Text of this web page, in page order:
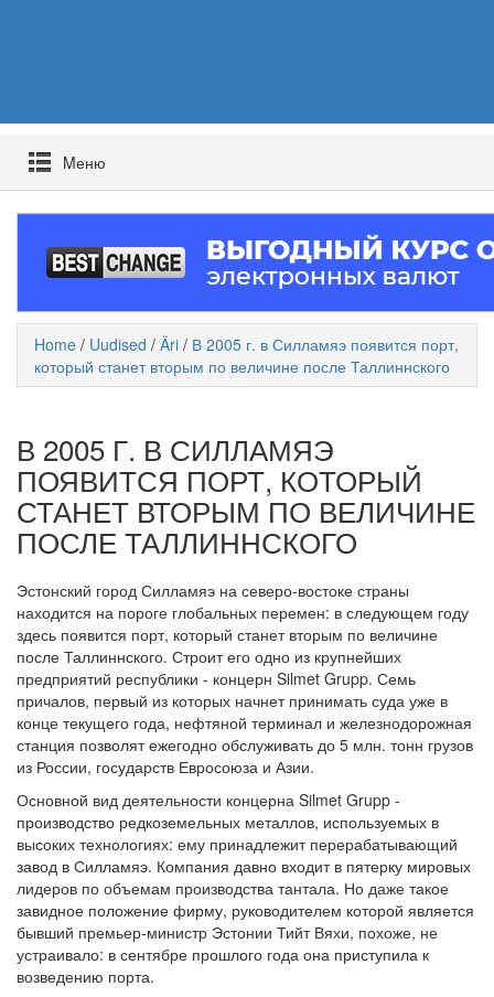
Mеню
Home / Uudised / Äri / В 2005 г. в Силламяэ появится порт,
который станет вторым по величине после Таллиннского
В 2005 Г. В СИЛЛАМЯЭ
ПОЯВИТСЯ ПОРТ, КОТОРЫЙ
СТАНЕТ ВТОРЫМ ПО ВЕЛИЧИНЕ
ПОСЛЕ ТАЛЛИННСКОГО
Эстонский город Силламяэ на северо-востоке страны
находится на пороге глобальных перемен: в следующем году
здесь появится порт, который станет вторым по величине
после Таллиннского. Строит его одно из крупнейших
предприятий республики - концерн Silmet Grupp. Семь
причалов, первый из которых начнет принимать суда уже в
конце текущего года, нефтяной терминал и железнодорожная
станция позволят ежегодно обслуживать до 5 млн. тонн грузов
из России, государств Евросоюза и Азии.
Основной вид деятельности концерна Silmet Grupp -
производство редкоземельных металлов, используемых в
высоких технологиях: ему принадлежит перерабатывающий
завод в Силламяэ. Компания давно входит в пятерку мировых
лидеров по объемам производства тантала. Но даже такое
завидное положение фирму, руководителем которой является
бывший премьер-министр Эстонии Тийт Вяхи, похоже, не
устраивало: в сентябре прошлого года она приступила к
возведению порта.